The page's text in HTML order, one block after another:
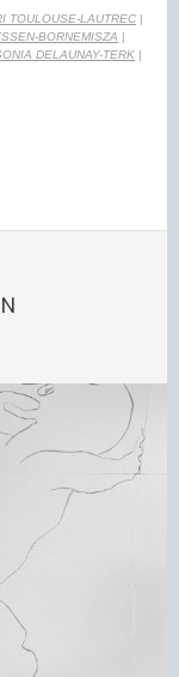
TOULOUSE-LAUTREC |
BORNEMISZA |
DELAUNAY-TERK |